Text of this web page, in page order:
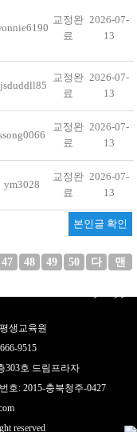
교정완
료
2026-07-
13
교정완
료
2026-07-
13
교정완
료
2026-07-
13
ym3028
교정완
료
2026-07-
13
본인글 확인
47 48 49 50
다
>
맨
>>
생교육원
9515
303호 드림프라자
호: 2015-충북청주-0427
reserved